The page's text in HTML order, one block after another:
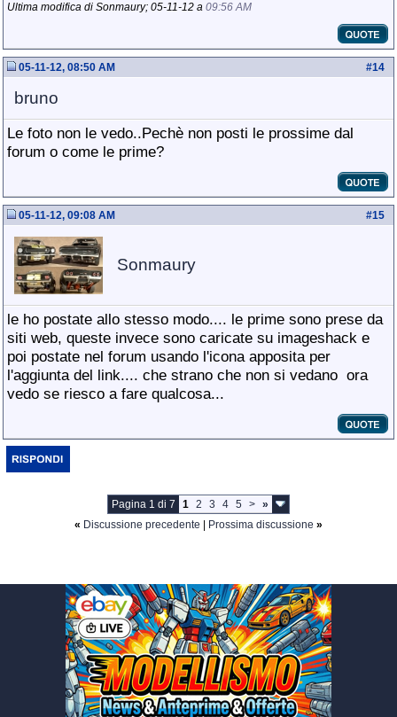
Ultima modifica di Sonmaury; 05-11-12 a 09:56 AM
#14
05-11-12, 08:50 AM
bruno
Le foto non le vedo..Pechè non posti le prossime dal
forum o come le prime?
#15
05-11-12, 09:08 AM
Sonmaury
le ho postate allo stesso modo.... le prime sono prese da
siti web, queste invece sono caricate su imageshack e
poi postate nel forum usando l'icona apposita per
l'aggiunta del link.... che strano che non si vedano ora
vedo se riesco a fare qualcosa...
Pagina 1 di 7 1 2 3 4 5 > »
« Discussione precedente Prossima discussione »